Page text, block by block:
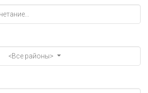
<Все районы>